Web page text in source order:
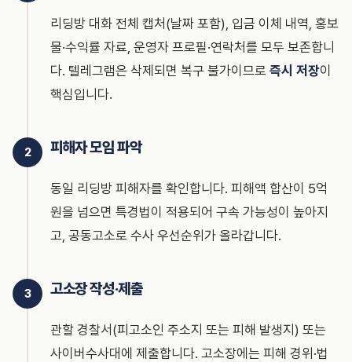
리딩방 대화 전체 캡처(날짜 포함), 입금 이체 내역, 홍보
물·수익률 자료, 운영자 프로필·연락처를 모두 보존합니
다. 텔레그램은 삭제되면 복구 불가이므로 즉시 저장이
핵심입니다.
피해자 모임 파악
동일 리딩방 피해자를 확인합니다. 피해액 합산이 5억
원을 넘으면 특경법이 적용되어 구속 가능성이 높아지
고, 공동고소로 수사 우선순위가 올라갑니다.
고소장 작성·제출
관할 경찰서(피고소인 주소지 또는 피해 발생지) 또는
사이버수사대에 제출합니다. 고소장에는 피해 경위·법